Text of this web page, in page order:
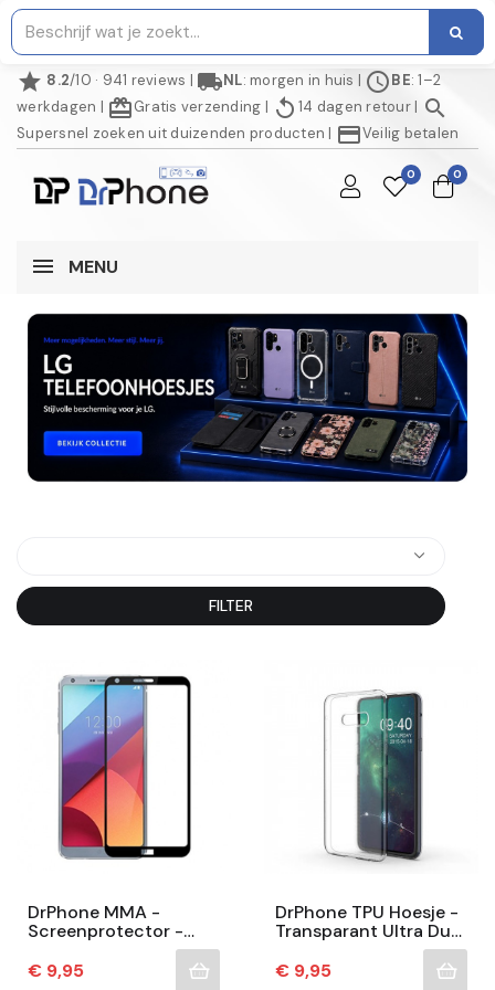
star 8.2/10 · 941 reviews | local_shippingNL: morgen in huis | scheduleBE: 1–2
werkdagen | redeemGratis verzending | replay 14 dagen retour| search
Supersnel zoeken uit duizenden producten | credit_cardVeilig betalen
0 0
MENU
FILTER
DrPhone MMA -
Screenprotector -
Volledig Bescherming
Prijs
€ 9,95
DrPhone TPU Hoesje -
Transparant Ultra Dun
Premium Soft-Gel
Case - Geschikt Voor
Prijs
€ 9,95